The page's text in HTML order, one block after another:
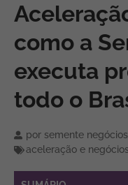
como a
executa
todo o
por semente negócios
aceleração e negócios